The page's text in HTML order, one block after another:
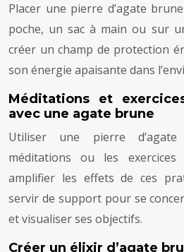
Placer une pierre d’agate
poche, un sac à main ou sur
créer un champ de protection
son énergie apaisante dans
Méditations et
avec une agate brune
Utiliser une pierre
méditations ou les
amplifier les effets de ces
servir de support pour se
et visualiser ses objectifs.
Créer un élixir d’agate